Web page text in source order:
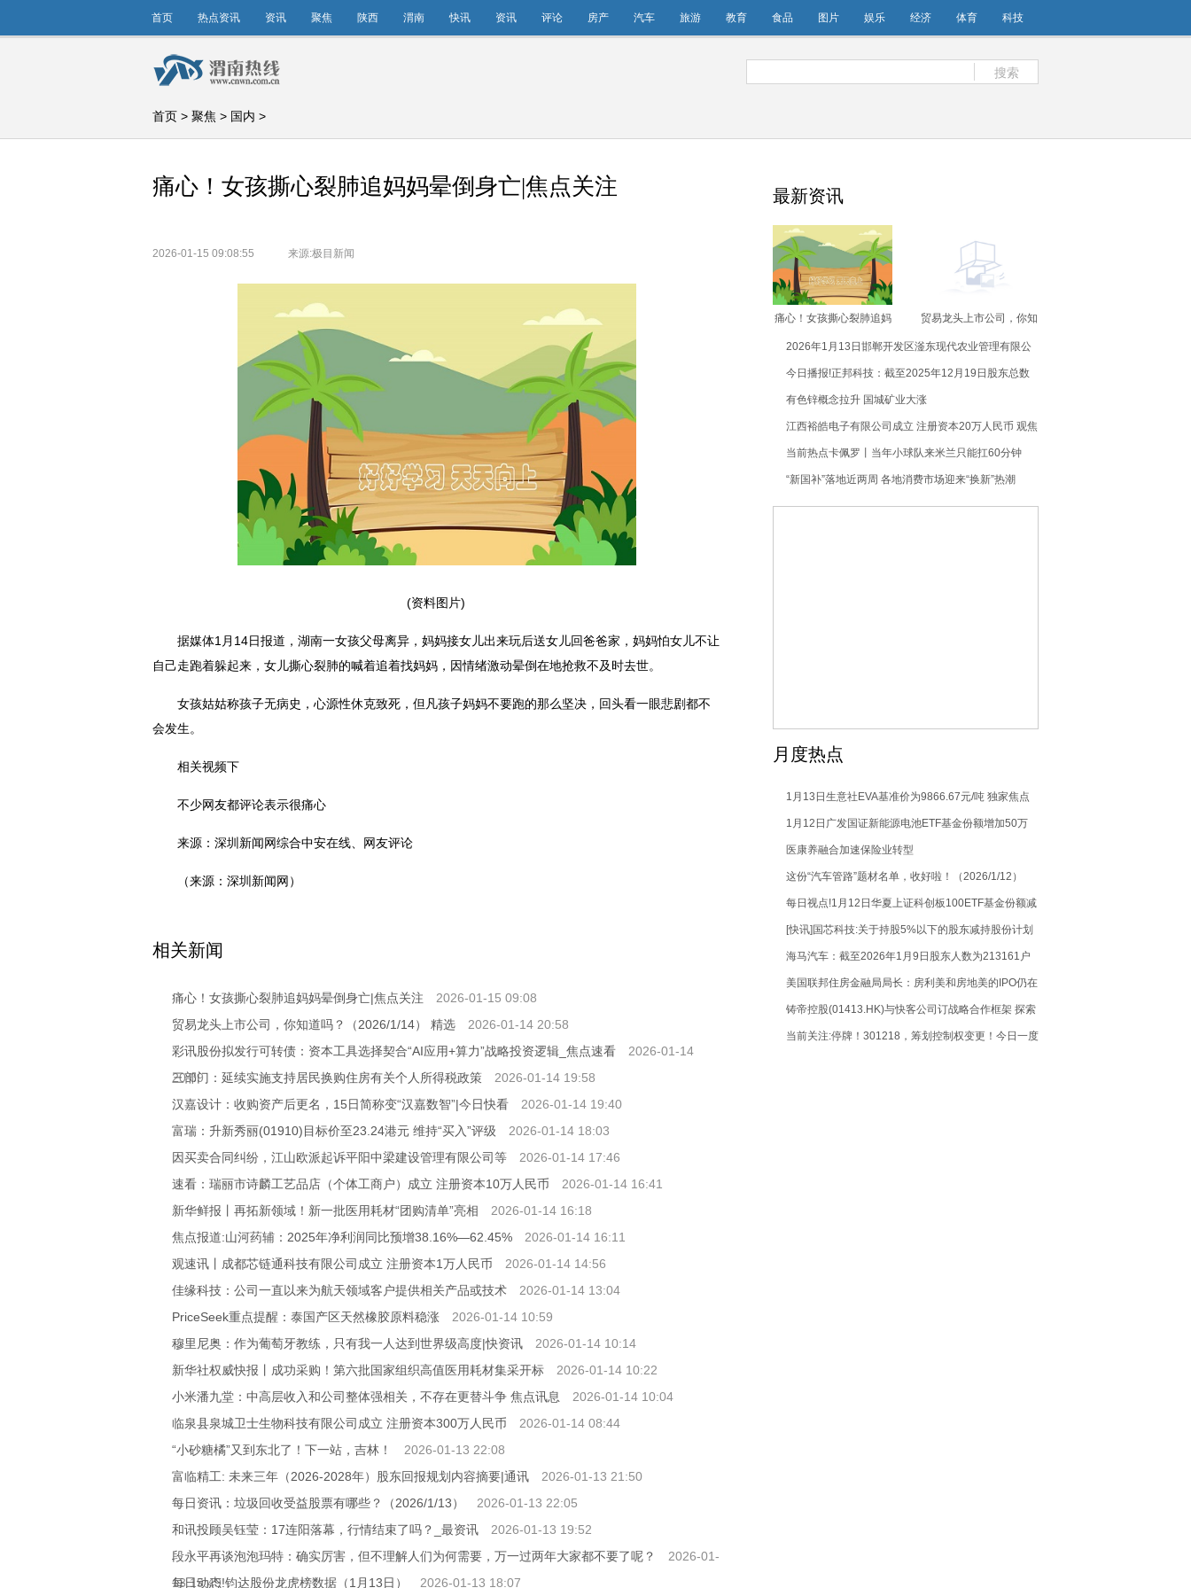
首页 热点资讯 资讯 聚焦 陕西 渭南 快讯 资讯 评论 房产 汽车 旅游 教育 食品 图片 娱乐 经济 体育 科技
搜索
首页 > 聚焦 > 国内 >
痛心！女孩撕心裂肺追妈妈晕倒身亡|焦点关注
2026-01-15 09:08:55 来源:极目新闻
(资料图片)
据媒体1月14日报道，湖南一女孩父母离异，妈妈接女儿出来玩后送女儿回爸爸家，妈妈怕女儿不让
自己走跑着躲起来，女儿撕心裂肺的喊着追着找妈妈，因情绪激动晕倒在地抢救不及时去世。
女孩姑姑称孩子无病史，心源性休克致死，但凡孩子妈妈不要跑的那么坚决，回头看一眼悲剧都不
会发生。
相关视频下
不少网友都评论表示很痛心
来源：深圳新闻网综合中安在线、网友评论
（来源：深圳新闻网）
相关新闻
痛心！女孩撕心裂肺追妈妈晕倒身亡|焦点关注
2026-01-15 09:08
贸易龙头上市公司，你知道吗？（2026/1/14） 精选
2026-01-14 20:58
彩讯股份拟发行可转债：资本工具选择契合“AI应用+算力”战略投资逻辑_焦点速看
2026-01-14
20:09
三部门：延续实施支持居民换购住房有关个人所得税政策
2026-01-14 19:58
汉嘉设计：收购资产后更名，15日简称变“汉嘉数智”|今日快看
2026-01-14 19:40
富瑞：升新秀丽(01910)目标价至23.24港元 维持“买入”评级
2026-01-14 18:03
因买卖合同纠纷，江山欧派起诉平阳中梁建设管理有限公司等
2026-01-14 17:46
速看：瑞丽市诗麟工艺品店（个体工商户）成立 注册资本10万人民币
2026-01-14 16:41
新华鲜报丨再拓新领域！新一批医用耗材“团购清单”亮相
2026-01-14 16:18
焦点报道:山河药辅：2025年净利润同比预增38.16%—62.45%
2026-01-14 16:11
观速讯丨成都芯链通科技有限公司成立 注册资本1万人民币
2026-01-14 14:56
佳缘科技：公司一直以来为航天领域客户提供相关产品或技术
2026-01-14 13:04
PriceSeek重点提醒：泰国产区天然橡胶原料稳涨
2026-01-14 10:59
穆里尼奥：作为葡萄牙教练，只有我一人达到世界级高度|快资讯
2026-01-14 10:14
新华社权威快报丨成功采购！第六批国家组织高值医用耗材集采开标
2026-01-14 10:22
小米潘九堂：中高层收入和公司整体强相关，不存在更替斗争 焦点讯息
2026-01-14 10:04
临泉县泉城卫士生物科技有限公司成立 注册资本300万人民币
2026-01-14 08:44
“小砂糖橘”又到东北了！下一站，吉林！
2026-01-13 22:08
富临精工: 未来三年（2026-2028年）股东回报规划内容摘要|通讯
2026-01-13 21:50
每日资讯：垃圾回收受益股票有哪些？（2026/1/13）
2026-01-13 22:05
和讯投顾吴钰莹：17连阳落幕，行情结束了吗？_最资讯
2026-01-13 19:52
段永平再谈泡泡玛特：确实厉害，但不理解人们为何需要，万一过两年大家都不要了呢？
2026-01-
13 19:49
每日动态!钧达股份龙虎榜数据（1月13日） 2026-01-13 18:07
最新资讯
痛心！女孩撕心裂肺追妈
贸易龙头上市公司，你知
选
2026年1月13日邯郸开发区滏东现代农业管理有限公
司价格行情
今日播报!正邦科技：截至2025年12月19日股东总数
为16.29万户
有色锌概念拉升 国城矿业大涨
江西裕皓电子有限公司成立 注册资本20万人民币 观焦
点
当前热点卡佩罗丨当年小球队来米兰只能扛60分钟
“新国补”落地近两周 各地消费市场迎来“换新”热潮
月度热点
1月13日生意社EVA基准价为9866.67元/吨 独家焦点
1月12日广发国证新能源电池ETF基金份额增加50万
份，重仓股阳光电源、亿纬锂能、宁德时代
医康养融合加速保险业转型
这份“汽车管路”题材名单，收好啦！（2026/1/12）
每日视点!1月12日华夏上证科创板100ETF基金份额减
少500万份，重仓股华虹公司、百济神州、东芯股份
[快讯]国芯科技:关于持股5%以下的股东减持股份计划
海马汽车：截至2026年1月9日股东人数为213161户
美国联邦住房金融局局长：房利美和房地美的IPO仍在
考虑中|每日看点
铸帝控股(01413.HK)与快客公司订战略合作框架 探索
网约车及新能源出行市场
当前关注:停牌！301218，筹划控制权变更！今日一度